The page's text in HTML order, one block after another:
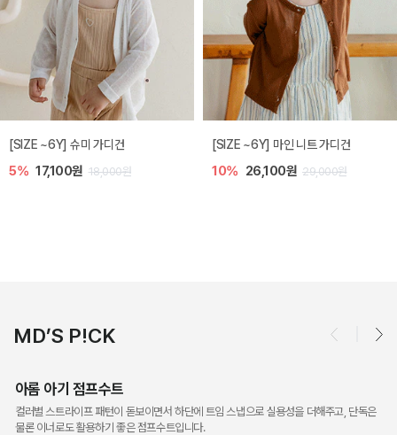
밀라 아기 점프수트
10% 30,600원 34,000원
밀라 아기 셋업
20% 35,200원 44,000원
MD’S P!CK
아롬 아기 점프수트
컬러별 스트라이프 패턴이 돋보이면서 하단에 트임 스냅으로 실용성을 더해주고, 단독은
물론 이너로도 활용하기 좋은 점프수트입니다.